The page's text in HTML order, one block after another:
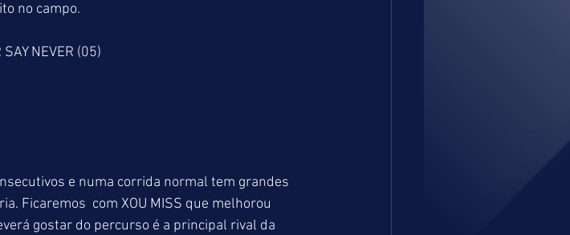
no campo.
NEVER (05)
e numa corrida normal tem grandes
Ficaremos  com XOU MISS que melhorou
gostar do percurso é a principal rival da